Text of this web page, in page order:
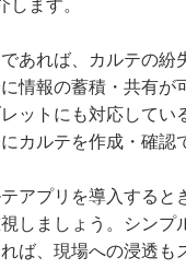
します。
あれば、カルテの紛
情報の蓄積・共有が
ットにも対応してい
カルテを作成・確認
アプリを導入すると
しましょう。シンプ
ば、現場への浸透も